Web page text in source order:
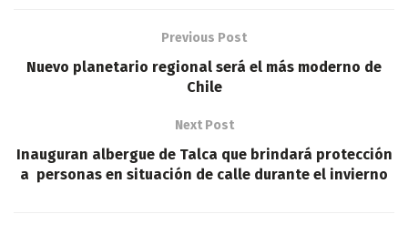
Previous Post
Nuevo planetario regional será el más moderno de
Chile
Next Post
Inauguran albergue de Talca que brindará protección
a personas en situación de calle durante el invierno